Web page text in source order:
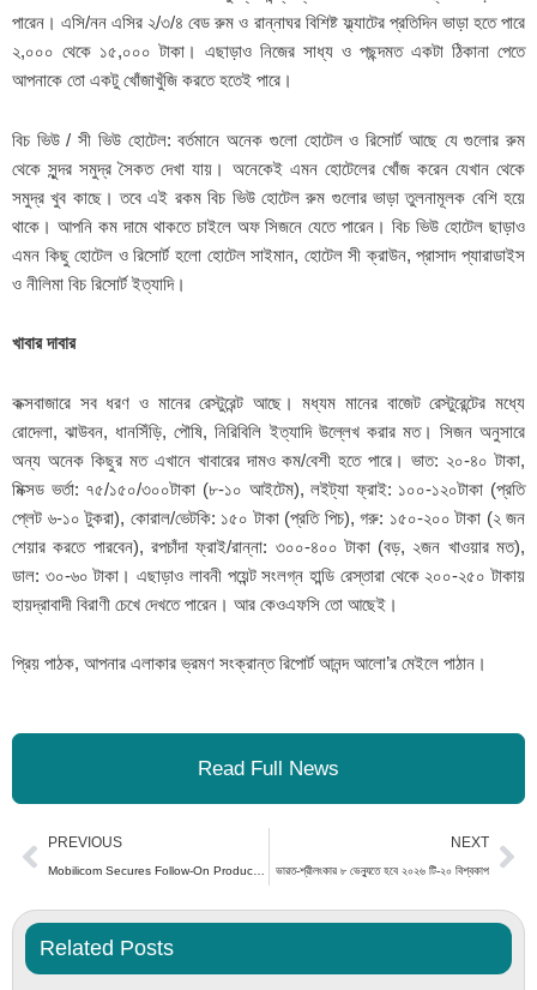
পারেন। এসি/নন এসির ২/৩/৪ বেড রুম ও রান্নাঘর বিশিষ্ট ফ্ল্যাটের প্রতিদিন ভাড়া হতে পারে
২,০০০ থেকে ১৫,০০০ টাকা। এছাড়াও নিজের সাধ্য ও পছন্দমত একটা ঠিকানা পেতে
আপনাকে তো একটু খোঁজাখুঁজি করতে হতেই পারে।
বিচ ভিউ / সী ভিউ হোটেল: বর্তমানে অনেক গুলো হোটেল ও রিসোর্ট আছে যে গুলোর রুম
থেকে সুন্দর সমুদ্র সৈকত দেখা যায়। অনেকেই এমন হোটেলের খোঁজ করেন যেখান থেকে
সমুদ্র খুব কাছে। তবে এই রকম বিচ ভিউ হোটেল রুম গুলোর ভাড়া তুলনামূলক বেশি হয়ে
থাকে। আপনি কম দামে থাকতে চাইলে অফ সিজনে যেতে পারেন। বিচ ভিউ হোটেল ছাড়াও
এমন কিছু হোটেল ও রিসোর্ট হলো হোটেল সাইমান, হোটেল সী ক্রাউন, প্রাসাদ প্যারাডাইস
ও নীলিমা বিচ রিসোর্ট ইত্যাদি।
খাবার দাবার
কক্সবাজারে সব ধরণ ও মানের রেস্টুরেন্ট আছে। মধ্যম মানের বাজেট রেস্টুরেন্টের মধ্যে
রোদেলা, ঝাউবন, ধানসিঁড়ি, পৌষি, নিরিবিলি ইত্যাদি উল্লেখ করার মত। সিজন অনুসারে
অন্য অনেক কিছুর মত এখানে খাবারের দামও কম/বেশী হতে পারে। ভাত: ২০-৪০ টাকা,
মিক্সড ভর্তা: ৭৫/১৫০/৩০০টাকা (৮-১০ আইটেম), লইট্যা ফ্রাই: ১০০-১২০টাকা (প্রতি
প্লেট ৬-১০ টুকরা), কোরাল/ভেটকি: ১৫০ টাকা (প্রতি পিচ), গরু: ১৫০-২০০ টাকা (২ জন
শেয়ার করতে পারবেন), রপচাঁদা ফ্রাই/রান্না: ৩০০-৪০০ টাকা (বড়, ২জন খাওয়ার মত),
ডাল: ৩০-৬০ টাকা। এছাড়াও লাবনী পয়েন্ট সংলগ্ন হান্ডি রেস্তারা থেকে ২০০-২৫০ টাকায়
হায়দ্রাবাদী বিরাণী চেখে দেখতে পারেন। আর কেওএফসি তো আছেই।
প্রিয় পাঠক, আপনার এলাকার ভ্রমণ সংক্রান্ত রিপোর্ট আনন্দ আলো’র মেইলে পাঠান।
Read Full News
Prev
PREVIOUS NEXT
ভারত-শ্রীলংকার ৮ ভেন্যুতে হবে ২০২৬ টি-২০ বিশ্বকাপ
Related Posts